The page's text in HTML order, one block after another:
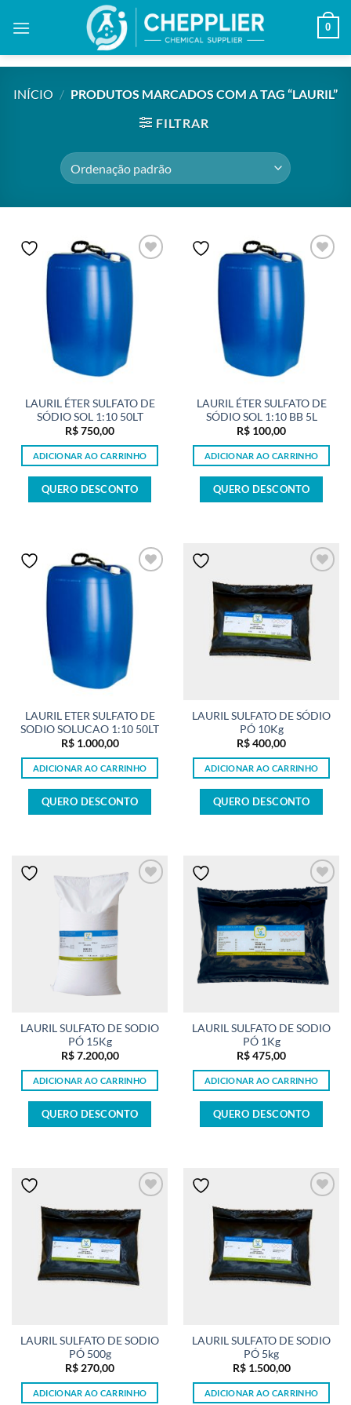
0
INÍCIO / PRODUTOS MARCADOS COM A TAG “LAURIL”
FILTRAR
LAURIL ÉTER SULFATO DE
SÓDIO SOL 1:10 50LT
R$750,00
ADICIONAR AO CARRINHO
QUERO DESCONTO
LAURIL ÉTER SULFATO DE
SÓDIO SOL 1:10 BB 5L
R$ 100,00
ADICIONAR AO CARRINHO
QUERO DESCONTO
LAURIL ETER SULFATO DE
SODIO SOLUCAO 1:10 50LT
R$1.000,00
ADICIONAR AO CARRINHO
QUERO DESCONTO
LAURIL SULFATO DE SÓDIO
PÓ 10Kg
R$400,00
ADICIONAR AO CARRINHO
QUERO DESCONTO
LAURIL SULFATO DE SODIO
PÓ 15Kg
R$7.200,00
ADICIONAR AO CARRINHO
QUERO DESCONTO
LAURIL SULFATO DE SODIO
PÓ 1Kg
R$475,00
ADICIONAR AO CARRINHO
QUERO DESCONTO
LAURIL SULFATO DE SODIO
PÓ 500g
R$270,00
ADICIONAR AO CARRINHO
LAURIL SULFATO DE SODIO
PÓ 5kg
R$1.500,00
ADICIONAR AO CARRINHO